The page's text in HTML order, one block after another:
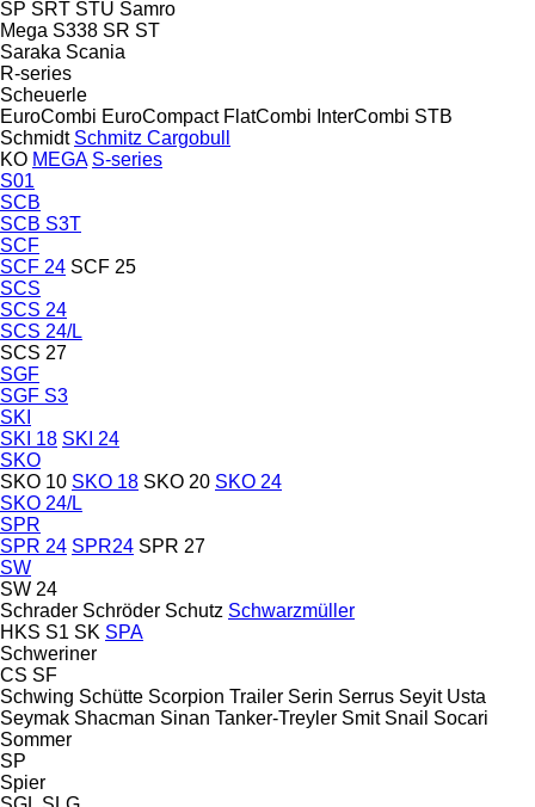
SP SRT STU Samro
Mega S338 SR ST
Saraka Scania
R-series
Scheuerle
EuroCombi EuroCompact FlatCombi InterCombi STB
Schmidt Schmitz Cargobull
KO MEGA S-series
S01
SCB
SCB S3T
SCF
SCF 24 SCF 25
SCS
SCS 24
SCS 24/L
SCS 27
SGF
SGF S3
SKI
SKI 18 SKI 24
SKO
SKO 10 SKO 18 SKO 20 SKO 24
SKO 24/L
SPR
SPR 24 SPR24 SPR 27
SW
SW 24
Schrader Schröder Schutz Schwarzmüller
HKS S1 SK SPA
Schweriner
CS SF
Schwing Schütte Scorpion Trailer Serin Serrus Seyit Usta
Seymak Shacman Sinan Tanker-Treyler Smit Snail Socari
Sommer
SP
Spier